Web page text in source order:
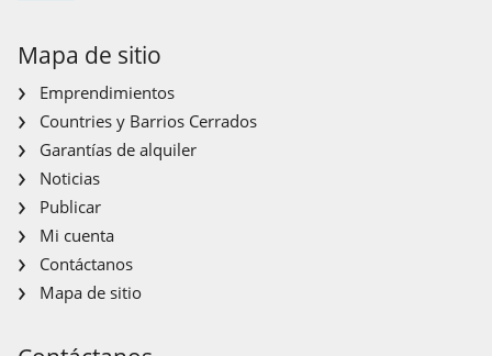
Mapa de sitio
Emprendimientos
Countries y Barrios Cerrados
Garantías de alquiler
Noticias
Publicar
Mi cuenta
Contáctanos
Mapa de sitio